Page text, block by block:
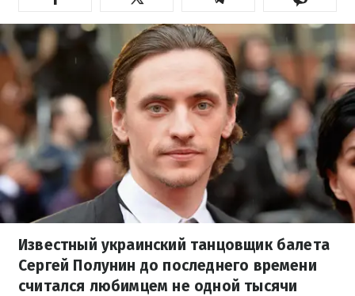
Известный украинский танцовщик балета
Сергей Полунин до последнего времени
считался любимцем не одной тысячи